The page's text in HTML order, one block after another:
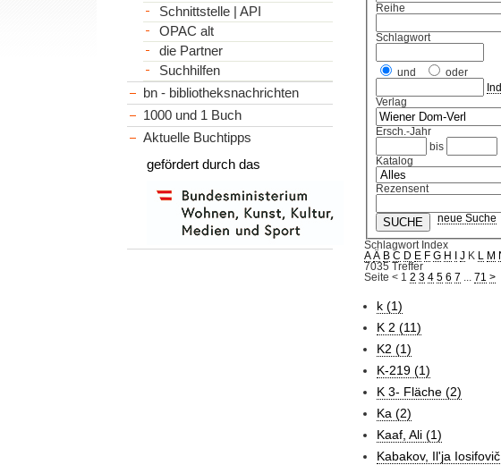
Reihe
Schlagwort
und
oder
Verlag
Ersch.-Jahr
bis
Katalog
Rezensent
neue Suche
Schlagwort Index
A Ä B C D E F G H J K M
7035 Treffer
Seite< 1 2 3 4 5 6 7 71 >
k (1)
K 2 (11)
K2 (1)
K-219 (1)
K 3- Fläche (2)
Ka (2)
Kaaf, Ali (1)
Kabakov, Ilʹja
Schnittstelle | API
OPAC alt
die Partner
Suchhilfen
bn - bibliotheksnachrichten
1000 und 1 Buch
Aktuelle Buchtipps
gefördert durch das